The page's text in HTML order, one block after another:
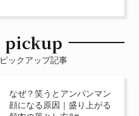
pickup
ピックアップ記事
なぜ？笑うとアンパンマン
顔になる原因｜盛り上がる